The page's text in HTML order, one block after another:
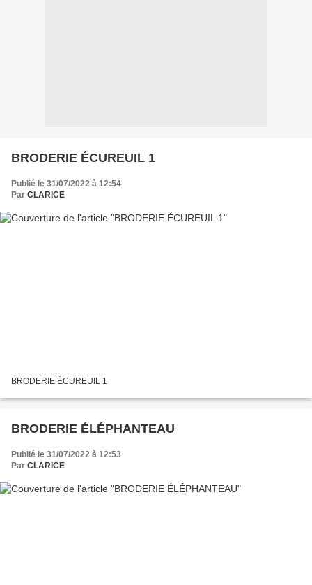
BRODERIE ÉCUREUIL 1
Publié le 31/07/2022 à 12:54
Par CLARICE
BRODERIE ÉCUREUIL 1
BRODERIE ÉLÉPHANTEAU
Publié le 31/07/2022 à 12:53
Par CLARICE